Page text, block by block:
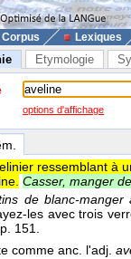
Corpus Lexiques
Etymologie
options d'affichage
ressemblant à
Casser, manger
de blanc-
les avec trois
151.
comme anc. l'adj.